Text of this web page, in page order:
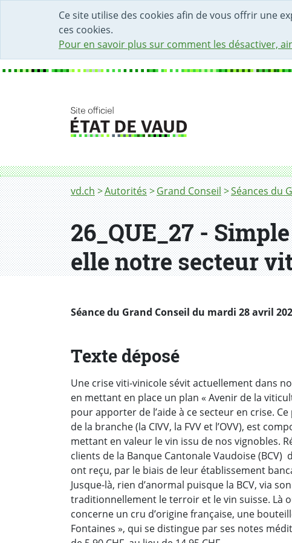
Ce site utilise des cookies afin de vous offrir une
ces cookies.
Pour en savoir plus sur comment les désactiver,
DÉBUT DU CONTENU DE LA PAGE
ACCÈS AU CHAMP DE RECHERCHE
PAGE D'ACCUEIL
FORMULAIRE DE CONTACT
Fil d'Ariane
vd.ch Autorités Grand Conseil Séances du
26_QUE_27 -
elle notre secteur
Séance du Grand Conseil du mardi 28 avril
Texte déposé
Une crise viti-vinicole sévit actuellement dans
en mettant en place un plan « Avenir de la
pour apporter de l’aide à ce secteur en crise.
de la branche (la CIVV, la FVV et l’OVV), est
mettant en valeur le vin issu de nos vignobles.
clients de la Banque Cantonale Vaudoise
ont reçu, par le biais de leur établissement
Jusque-là, rien d’anormal puisque la BCV, via
traditionnellement le terroir et le vin suisse. Là
concerne un cru d’origine française, une
Fontaines », qui se distingue par ses notes